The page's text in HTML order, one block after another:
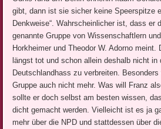
gibt, dann ist sie sicher keine Speerspitze
Denkweise“. Wahrscheinlicher ist, dass er
genannte Gruppe von Wissenschaftlern
Horkheimer und Theodor W. Adorno meint.
längst tot und schon allein deshalb nicht in
Deutschlandhass zu verbreiten.
Gruppe auch nicht mehr. Was will Franz
sollte er doch selbst am besten wissen,
dicht gemacht werden. Vielleicht ist es ja
mehr über die NPD und stattdessen über